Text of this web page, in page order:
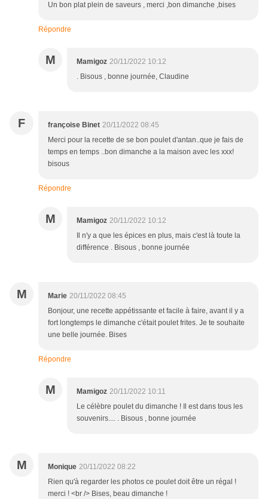
Un bon plat plein de saveurs , merci ,bon dimanche ,bises
Répondre
M Mamigoz 20/11/2022 10:12
. Bisous , bonne journée, Claudine
F françoise Binet 20/11/2022 08:45
Merci pour la recette de se bon poulet d'antan..que je fais de
temps en temps ..bon dimanche a la maison avec les xxx!
bisous
Répondre
M Mamigoz 20/11/2022 10:12
Il n'y a que les épices en plus, mais c'est là toute la
différence . Bisous , bonne journée
M Marie 20/11/2022 08:45
Bonjour, une recette appétissante et facile à faire, avant il y a
fort longtemps le dimanche c'était poulet frites. Je te souhaite
une belle journée. Bises
Répondre
M Mamigoz 20/11/2022 10:11
Le célèbre poulet du dimanche ! Il est dans tous les
souvenirs.... . Bisous , bonne journée
M Monique 20/11/2022 08:22
Rien qu'à regarder les photos ce poulet doit être un régal !
merci ! <br /> Bises, beau dimanche !